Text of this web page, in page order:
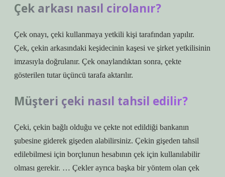
Çek arkası nasıl cirolanır?
Çek onayı, çeki kullanmaya yetkili kişi tarafından yapılır.
Çek, çekin arkasındaki keşidecinin kaşesi ve şirket yetkilisinin
imzasıyla doğrulanır. Çek onaylandıktan sonra, çekte
gösterilen tutar üçüncü tarafa aktarılır.
Müşteri çeki nasıl tahsil edilir?
Çeki, çekin bağlı olduğu ve çekte not edildiği bankanın
şubesine giderek gişeden alabilirsiniz. Çekin gişeden tahsil
edilebilmesi için borçlunun hesabının çek için kullanılabilir
olması gerekir. … Çekler ayrıca başka bir yöntem olan çek